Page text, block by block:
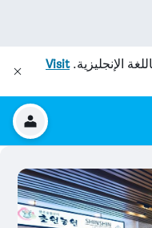
الإنجليزية.Visit